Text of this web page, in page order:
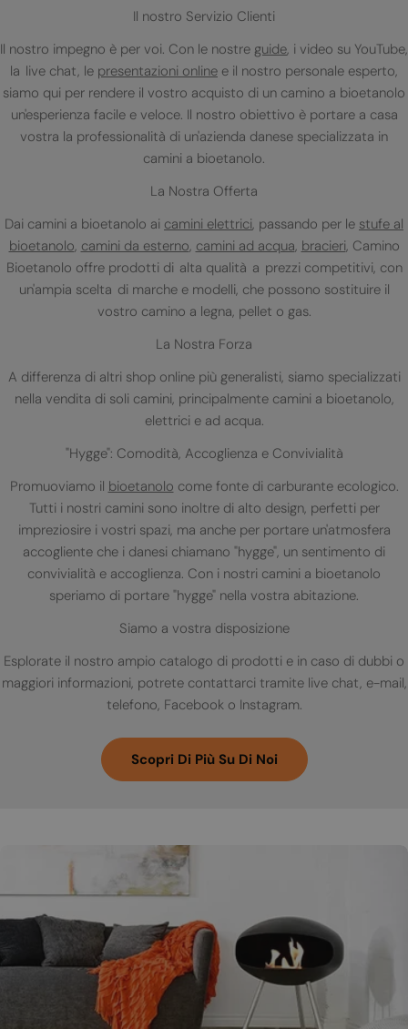
Il nostro Servizio Clienti
Il nostro impegno è per voi. Con le nostre guide, i video su YouTube,
la live chat, le presentazioni online e il nostro personale esperto,
siamo qui per rendere il vostro acquisto di un camino a bioetanolo
un'esperienza facile e veloce. Il nostro obiettivo è portare a casa
vostra la professionalità di un'azienda danese specializzata in
camini a bioetanolo.
La Nostra Offerta
Dai camini a bioetanolo ai camini elettrici, passando per le stufe al
bioetanolo, camini da esterno, camini ad acqua, bracieri, Camino
Bioetanolo offre prodotti di alta qualità a prezzi competitivi, con
un'ampia scelta di marche e modelli, che possono sostituire il
vostro camino a legna, pellet o gas.
La Nostra Forza
A differenza di altri shop online più generalisti, siamo specializzati
nella vendita di soli camini, principalmente camini a bioetanolo,
elettrici e ad acqua.
"Hygge": Comodità, Accoglienza e Convivialità
Promuoviamo il bioetanolo come fonte di carburante ecologico.
Tutti i nostri camini sono inoltre di alto design, perfetti per
impreziosire i vostri spazi, ma anche per portare un'atmosfera
accogliente che i danesi chiamano "hygge", un sentimento di
convivialità e accoglienza. Con i nostri camini a bioetanolo
speriamo di portare "hygge" nella vostra abitazione.
Siamo a vostra disposizione
Esplorate il nostro ampio catalogo di prodotti e in caso di dubbi o
maggiori informazioni, potrete contattarci tramite live chat, e-mail,
telefono, Facebook o Instagram.
Scopri Di Più Su Di Noi